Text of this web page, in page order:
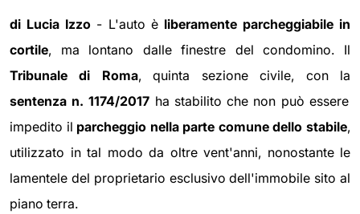
di Lucia Izzo - L'auto è liberamente parcheggiabile in
cortile, ma lontano dalle finestre del condomino. Il
Tribunale di Roma, quinta sezione civile, con la
sentenza n. 1174/2017 ha stabilito che non può essere
impedito il parcheggio nella parte comune dello stabile,
utilizzato in tal modo da oltre vent'anni, nonostante le
lamentele del proprietario esclusivo dell'immobile sito al
piano terra.